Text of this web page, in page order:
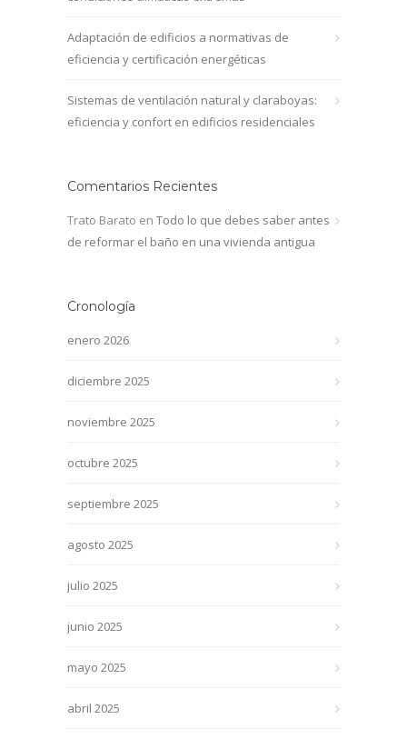
Adaptación de edificios a normativas de
eficiencia y certificación energéticas
Sistemas de ventilación natural y claraboyas:
eficiencia y confort en edificios residenciales
Comentarios Recientes
Trato Barato en Todo lo que debes saber antes
de reformar el baño en una vivienda antigua
Cronología
enero 2026
diciembre 2025
noviembre 2025
octubre 2025
septiembre 2025
agosto 2025
julio 2025
junio 2025
mayo 2025
abril 2025